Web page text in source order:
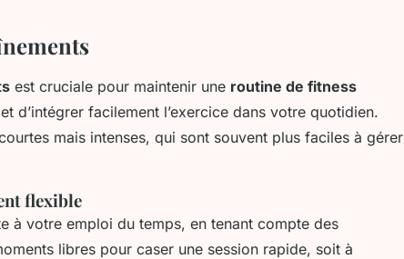
est cruciale pour maintenir une routine de fitness
d’intégrer facilement l’exercice dans votre quotidien.
mais intenses, qui sont souvent plus faciles à gérer
flexible
à votre emploi du temps, en tenant compte des
libres pour caser une session rapide, soit à